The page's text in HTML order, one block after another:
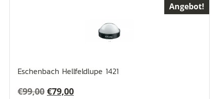
Angebot!
Eschenbach Hellfeldlupe 1421
€99,00 Ursprünglicher
€79,00Aktueller